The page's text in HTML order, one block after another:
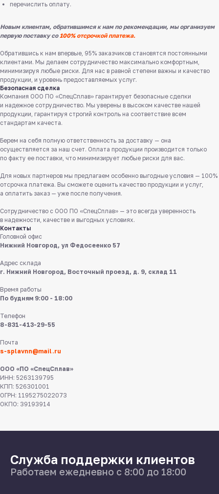
перечислить оплату.
Новым клиентам, обратившимся к нам по рекомендации, мы организуем
первую поставку со100% отсрочкой платежа.
Обратившись к нам впервые, 95% заказчиков становятся постоянными
клиентами. Мы делаем сотрудничество максимально комфортным,
минимизируя любые риски. Для нас в равной степени важны и качество
продукции, и уровень предоставляемых услуг.
Безопасная сделка
Компания ООО ПО «СпецСплав» гарантирует безопасные сделки
и надежное сотрудничество. Мы уверены в высоком качестве нашей
продукции, гарантируя строгий контроль на соответствие всем
стандартам качеста.
Берем на себя полную ответственность за доставку — она
осуществляется за наш счет. Оплата продукции производится только
по факту ее поставки, что минимизирует любые риски для вас.
Для новых партнеров мы предлагаем особенно выгодные условия — 100%
отсрочка платежа. Вы сможете оценить качество продукции и услуг,
а оплатить заказ — уже после получения.
Сотрудничество с ООО ПО «СпецСплав» — это всегда уверенность
в надежности, качестве и выгодных условиях.
Контакты
Головной офис
Нижний Новгород, ул Федосеенко 57
Адрес склада
г. Нижний Новгород, Восточный проезд, д. 9, склад 11
Время работы
По будням 9:00 - 18:00
Телефон
8-831-413-29-55
Почта
s-splavnn@mail.ru
ООО «ПО «СпецСплав»
ИНН: 5263139795
КПП: 526301001
ОГРН: 1195275022073
ОКПО: 39193914
Заказать звонок
Служба поддержки клиентов
Работаем ежедневно с 8:00 до 18:00
Пишите нам
в мессенджерах
Бесплатно по России
ул Федосеенко, 57
8 831 413 29 55
Калькуляторы
Доставка
Производство
О нас
Поставщикам
Справочник
Статьи